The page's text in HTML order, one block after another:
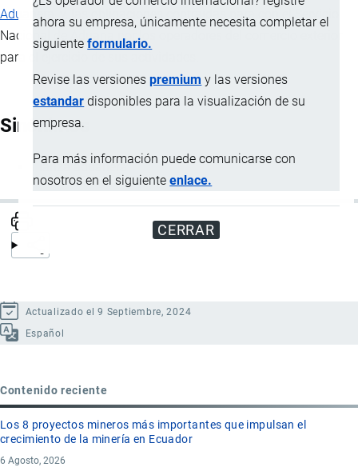
ahora su empresa, únicamente necesita completar el
siguienteformulario.
Revise las versionespremium y las versiones
estandar disponibles para la visualización de su
empresa.
Para más información puede comunicarse con
nosotros en el siguienteenlace.
CERRAR
Aduanera
, y, las obligaciones contraídas para con el Servicio
Nacional de
Aduana
por los operadores del comercio exterior
para el ejercicio de sus actividades.
Sinónimos
Fianza aduanera
Actualizado el 9 Septiembre, 2024
Español
Contenido reciente
Los 8 proyectos mineros más importantes que impulsan el
crecimiento de la minería en Ecuador
6 Agosto, 2026